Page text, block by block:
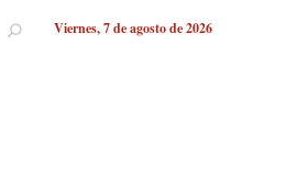
Viernes, 7 de agosto de 2026